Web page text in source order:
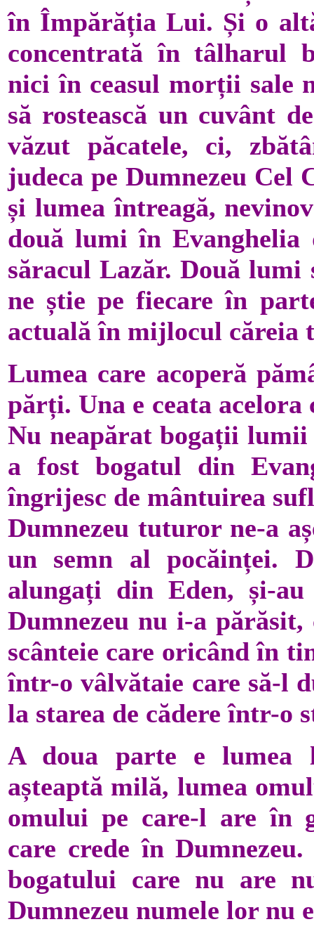
în Împărăția Lui. Și o
concentrată în tâlharul
nici în ceasul morții sale
să rostească un cuvânt
văzut păcatele, ci,
judeca pe Dumnezeu
și lumea întreagă,
două lumi în Evanghelia
săracul Lazăr. Două lumi
ne știe pe fiecare în
actuală în mijlocul căreia
Lumea care acoperă
părți. Una e ceata acelora
Nu neapărat bogații lumii
a fost bogatul din
îngrijesc de mântuirea
Dumnezeu tuturor ne-a
un semn al pocăinței.
alungați din Eden, și-
Dumnezeu nu i-a
scânteie care oricând în
într-o vâlvătaie care să-l
la starea de cădere într-o
A doua parte e lumea
așteaptă milă, lumea
omului pe care-l are în
care crede în
bogatului care nu are
Dumnezeu numele lor nu